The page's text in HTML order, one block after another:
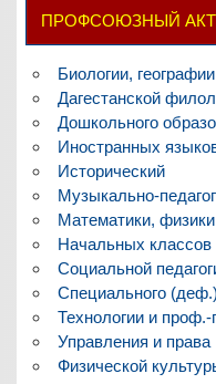
ПРОФСОЮЗНЫЙ
Биологии,
Дагестанской
Дошкольного
Иностранных
Исторический
Музыкально-
Математики,
Начальных классов
Социальной
Специального
Технологии и
Управления и права
Физической